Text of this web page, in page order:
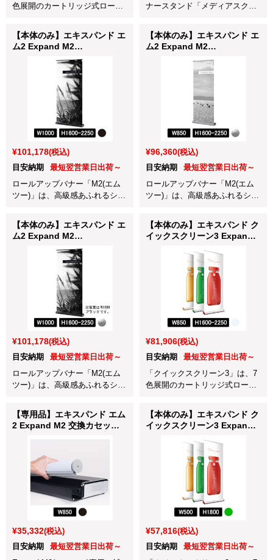
色展開のカートリッジ式ロール
ナースタンド「メディアスクリ
軟に対応できるのが特徴です。
【本体のみ】エキスパンド エ
ム2 Expand M2
W1000×H1600-2250mm ブラ
ック (605-100220-BLA)
¥101,178(税込)
目安納期
最短翌営業日出荷～
ロールアップバナー「M2(エム
ツー)」は、高級感あふれるシッ
が魅力です。
【本体のみ】エキスパンド エ
ム2 Expand M2
W850×H1600-2250mm シル
バー (605-85220-SILVER)
¥96,360(税込)
目安納期
最短翌営業日出荷～
ロールアップバナー「M2(エム
ツー)」は、高級感あふれるシッ
が魅力です。
【本体のみ】エキスパンド エ
ム2 Expand M2
W1000×H1600-2250mm シル
バー (605-100220-SILVER)
¥101,178(税込)
目安納期
最短翌営業日出荷～
ロールアップバナー「M2(エム
ツー)」は、高級感あふれるシッ
が魅力です。
【本体のみ】エキスパンド ク
イックスクリーン3 Expand
W850×H1600-2250mm (630-
85220-TRA)
¥81,906(税込)
目安納期
最短翌営業日出荷～
「クイックスクリーン3」は、7
色展開のカートリッジ式ロール
【専用品】エキスパンド エム
2 Expand M2 交換カセット
¥35,332(税込)
目安納期
最短翌営業日出荷～
【本体のみ】エキスパンド ク
イックスクリーン3 Expand
W500×H1800mm (63002S-
¥57,816(税込)
目安納期
最短翌営業日出荷～